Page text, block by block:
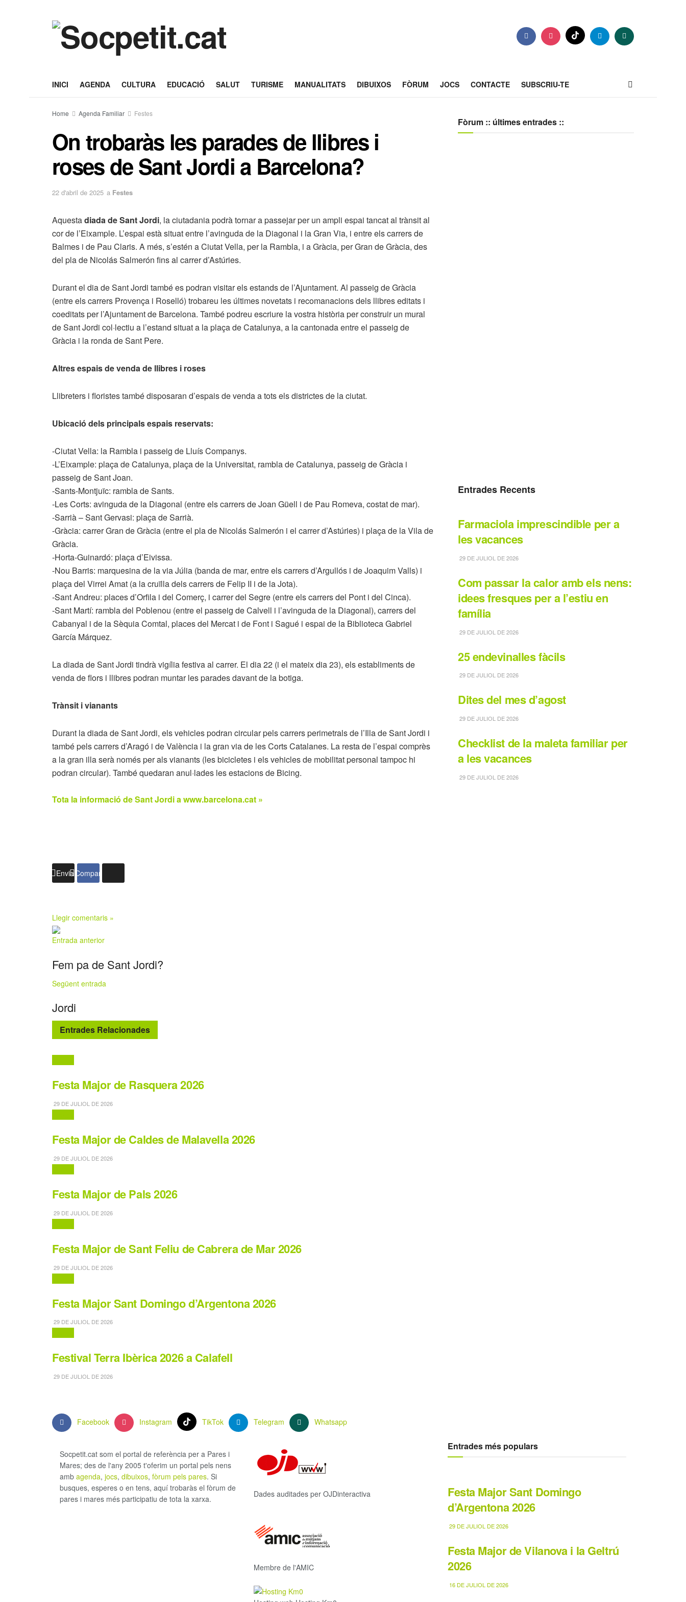
INICI AGENDA CULTURA EDUCACIÓ SALUT TURISME MANUALITATS DIBUIXOS FÒRUM JOCS CONTACTE SUBSCRIU-TE
Home Agenda Familiar Festes
On trobaràs les parades de llibres i
roses de Sant Jordi a Barcelona?
22 d'abril de 2025 a Festes
Aquestadiada de Sant Jordi, la ciutadania podrà tornar a passejar per un ampli espai tancat al trànsit al
cor de l’Eixample. L’espai està situat entre l’avinguda de la Diagonal i la Gran Via, i entre els carrers de
Balmes i de Pau Claris. A més, s’estén a Ciutat Vella, per la Rambla, i a Gràcia, per Gran de Gràcia, des
del pla de Nicolás Salmerón fins al carrer d’Astúries.
Durant el dia de Sant Jordi també es podran visitar els estands de l’Ajuntament. Al passeig de Gràcia
(entre els carrers Provença i Roselló) trobareu les últimes novetats i recomanacions dels llibres editats i
coeditats per l’Ajuntament de Barcelona. També podreu escriure la vostra història per construir un mural
de Sant Jordi col·lectiu a l’estand situat a la plaça de Catalunya, a la cantonada entre el passeig de
Gràcia i la ronda de Sant Pere.
Altres espais de venda de llibres i roses
Llibreters i floristes també disposaran d’espais de venda a tots els districtes de la ciutat.
Ubicació dels principals espais reservats:
-Ciutat Vella: la Rambla i passeig de Lluís Companys.
-L’Eixample: plaça de Catalunya, plaça de la Universitat, rambla de Catalunya, passeig de Gràcia i
passeig de Sant Joan.
-Sants-Montjuïc: rambla de Sants.
-Les Corts: avinguda de la Diagonal (entre els carrers de Joan Güell i de Pau Romeva, costat de mar).
-Sarrià – Sant Gervasi: plaça de Sarrià.
-Gràcia: carrer Gran de Gràcia (entre el pla de Nicolás Salmerón i el carrer d’Astúries) i plaça de la Vila de
Gràcia.
-Horta-Guinardó: plaça d’Eivissa.
-Nou Barris: marquesina de la via Júlia (banda de mar, entre els carrers d’Argullós i de Joaquim Valls) i
plaça del Virrei Amat (a la cruïlla dels carrers de Felip II i de la Jota).
-Sant Andreu: places d’Orfila i del Comerç, i carrer del Segre (entre els carrers del Pont i del Cinca).
-Sant Martí: rambla del Poblenou (entre el passeig de Calvell i l’avinguda de la Diagonal), carrers del
Cabanyal i de la Sèquia Comtal, places del Mercat i de Font i Sagué i espai de la Biblioteca Gabriel
García Márquez.
La diada de Sant Jordi tindrà vigília festiva al carrer. El dia 22 (i el mateix dia 23), els establiments de
venda de flors i llibres podran muntar les parades davant de la botiga.
Trànsit i vianants
Durant la diada de Sant Jordi, els vehicles podran circular pels carrers perimetrals de l’Illa de Sant Jordi i
també pels carrers d’Aragó i de València i la gran via de les Corts Catalanes. La resta de l’espai comprès
a la gran illa serà només per als vianants (les bicicletes i els vehicles de mobilitat personal tampoc hi
podran circular). També quedaran anul·lades les estacions de Bicing.
Tota la informació de Sant Jordi a www.barcelona.cat »
Enviar Compartir
Llegir comentaris »
Entrada anterior
Fem pa de Sant Jordi?
Següent entrada
Jordi
Entrades Relacionades
Festa Major de Rasquera 2026
29 DE JULIOL DE 2026
Festa Major de Caldes de Malavella 2026
29 DE JULIOL DE 2026
Festa Major de Pals 2026
29 DE JULIOL DE 2026
Festa Major de Sant Feliu de Cabrera de Mar 2026
29 DE JULIOL DE 2026
Festa Major Sant Domingo d’Argentona 2026
29 DE JULIOL DE 2026
Festival Terra Ibèrica 2026 a Calafell
29 DE JULIOL DE 2026
Fòrum :: últimes entrades ::
Entrades Recents
Farmaciola imprescindible per a
les vacances
29 DE JULIOL DE 2026
Com passar la calor amb els nens:
idees fresques per a l’estiu en
família
29 DE JULIOL DE 2026
25 endevinalles fàcils
29 DE JULIOL DE 2026
Dites del mes d’agost
29 DE JULIOL DE 2026
Checklist de la maleta familiar per
a les vacances
29 DE JULIOL DE 2026
Facebook Instagram TikTok Telegram Whatsapp
Socpetit.cat som el portal de referència per a Pares i
Mares; des de l'any 2005 t'oferim un portal pels nens
amb agenda, jocs, dibuixos, fòrum pels pares. Si
busques, esperes o en tens, aquí trobaràs el fòrum de
pares i mares més participatiu de tota la xarxa.
Dades auditades per OJDinteractiva
Membre de l'AMIC
Entrades més populars
Festa Major Sant Domingo
d’Argentona 2026
29 DE JULIOL DE 2026
Festa Major de Vilanova i la Geltrú
2026
16 DE JULIOL DE 2026